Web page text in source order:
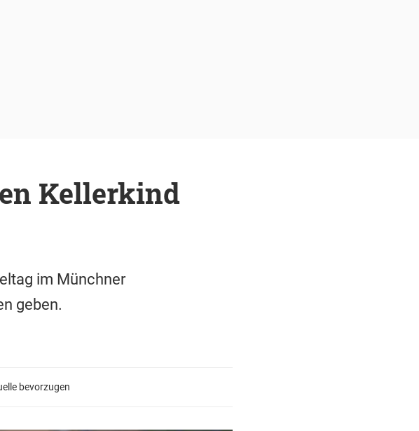
Kellerkind
im Münchner
geben.
bevorzugen